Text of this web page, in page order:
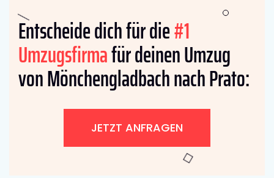
Entscheide dich für die#1
Umzugsfirmafür deinen Umzug
von Mönchengladbach nach Prato:
JETZT ANFRAGEN